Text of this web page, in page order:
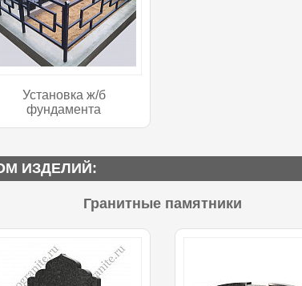
Установка ж/б
фундамента
ИЗДЕЛИЙ:
Гранитные памятники